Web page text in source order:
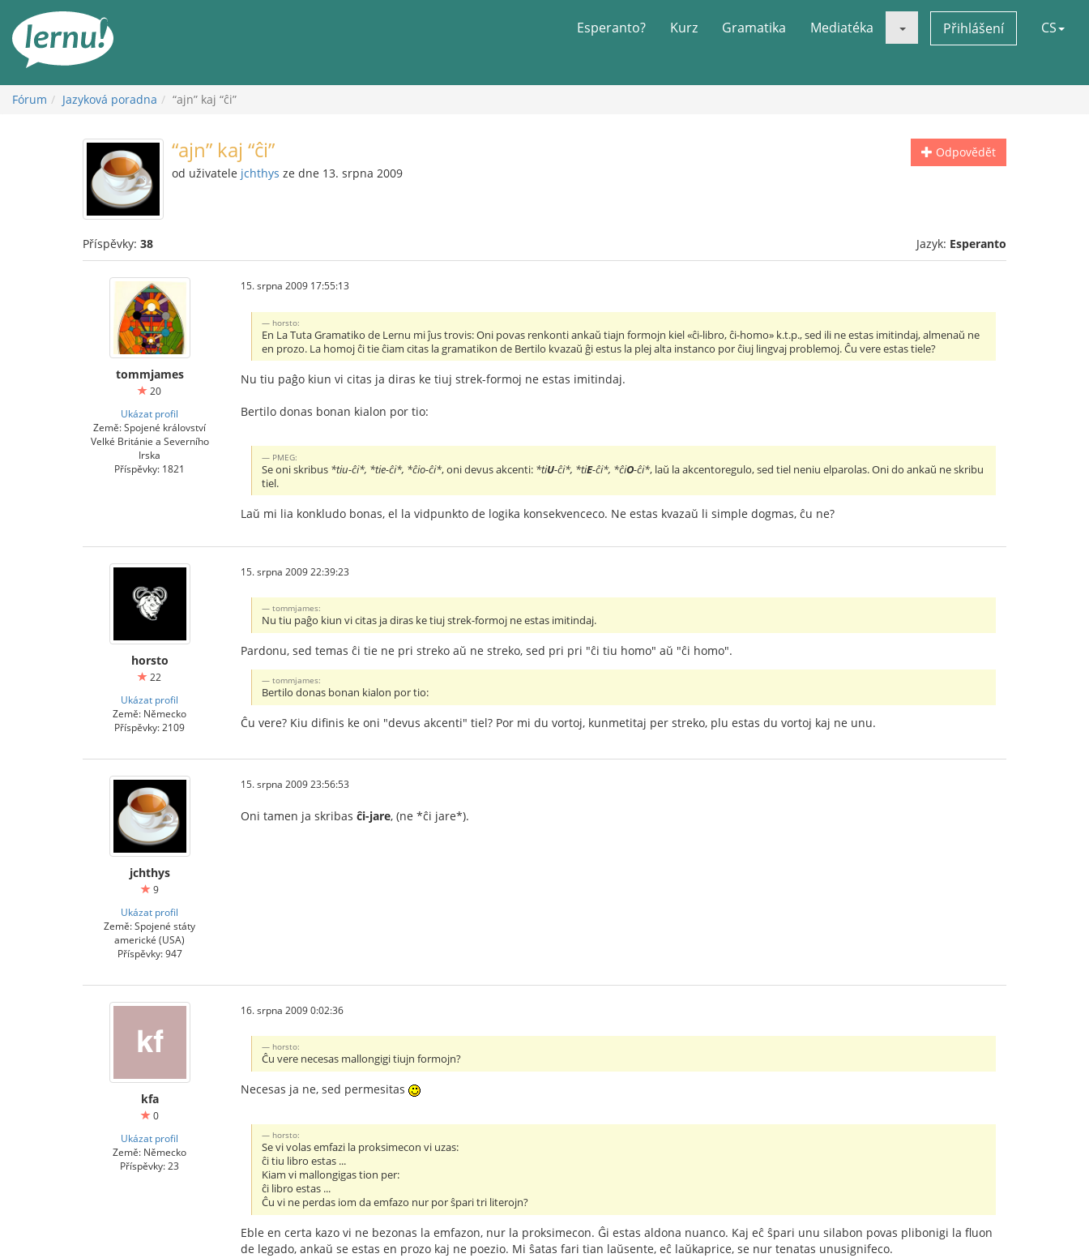
obsahu
Esperanto? Kurz Gramatika Mediatéka Přihlášení CS
Fórum Jazyková poradna “ajn” kaj “ĉi”
Odpovědět
“ajn” kaj “ĉi”
od uživatele jchthys ze dne 13. srpna 2009
Příspěvky: 38 Jazyk: Esperanto
tommjames
20
Ukázat profil
Země: Spojené království
Velké Británie a Severního
Irska
Příspěvky: 1821
15. srpna 2009 17:55:13
horsto:
En La Tuta Gramatiko de Lernu mi ĵus trovis: Oni povas renkonti ankaŭ tiajn formojn kiel «ĉi-libro, ĉi-homo» k.t.p., sed ili ne estas imitindaj, almenaŭ ne
en prozo. La homoj ĉi tie ĉiam citas la gramatikon de Bertilo kvazaŭ ĝi estus la plej alta instanco por ĉiuj lingvaj problemoj. Ĉu vere estas tiele?
Nu tiu paĝo kiun vi citas ja diras ke tiuj strek-formoj ne estas imitindaj.
Bertilo donas bonan kialon por tio:
PMEG:
Se oni skribus *tiu-ĉi*, *tie-ĉi*, *ĉio-ĉi*, oni devus akcenti: *tiU-ĉi*, *tiE-ĉi*, *ĉiO-ĉi*, laŭ la akcentoregulo, sed tiel neniu elparolas. Oni do ankaŭ ne skribu
tiel.
Laŭ mi lia konkludo bonas, el la vidpunkto de logika konsekvenceco. Ne estas kvazaŭ li simple dogmas, ĉu ne?
horsto
22
Ukázat profil
Země: Německo
Příspěvky: 2109
15. srpna 2009 22:39:23
tommjames:
Nu tiu paĝo kiun vi citas ja diras ke tiuj strek-formoj ne estas imitindaj.
Pardonu, sed temas ĉi tie ne pri streko aŭ ne streko, sed pri pri "ĉi tiu homo" aŭ "ĉi homo".
tommjames:
Bertilo donas bonan kialon por tio:
Ĉu vere? Kiu difinis ke oni "devus akcenti" tiel? Por mi du vortoj, kunmetitaj per streko, plu estas du vortoj kaj ne unu.
jchthys
9
Ukázat profil
Země: Spojené státy
americké (USA)
Příspěvky: 947
15. srpna 2009 23:56:53
Oni tamen ja skribas ĉi-jare, (ne *ĉi jare*).
kfa
0
Ukázat profil
Země: Německo
Příspěvky: 23
16. srpna 2009 0:02:36
horsto:
Ĉu vere necesas mallongigi tiujn formojn?
Necesas ja ne, sed permesitas
horsto:
Se vi volas emfazi la proksimecon vi uzas:
ĉi tiu libro estas ...
Kiam vi mallongigas tion per:
ĉi libro estas ...
Ĉu vi ne perdas iom da emfazo nur por ŝpari tri literojn?
Eble en certa kazo vi ne bezonas la emfazon, nur la proksimecon. Ĝi estas aldona nuanco. Kaj eĉ ŝpari unu silabon povas plibonigi la fluon
de legado, ankaŭ se estas en prozo kaj ne poezio. Mi ŝatas fari tian laŭsente, eĉ laŭkaprice, se nur tenatas unusignifeco.